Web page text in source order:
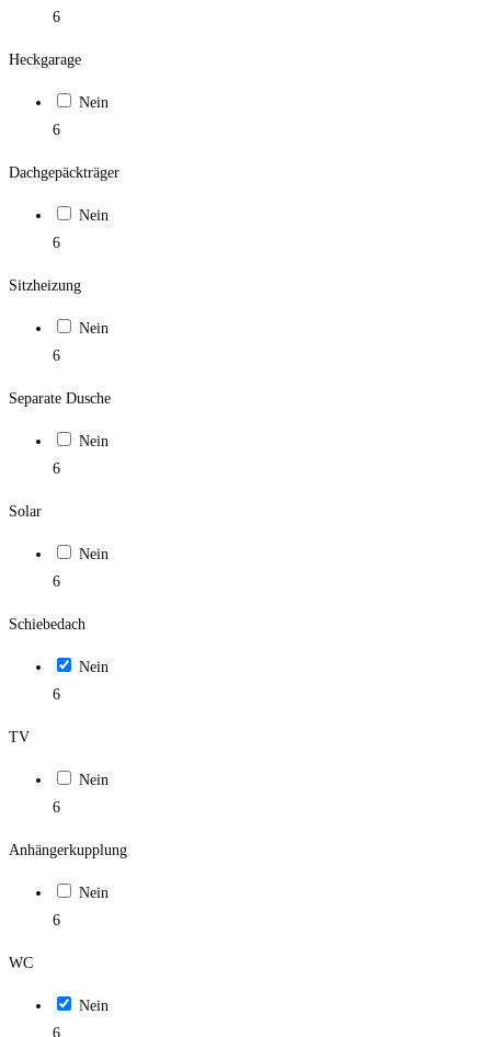
6
Heckgarage
Nein
6
Dachgepäckträger
Nein
6
Sitzheizung
Nein
6
Separate Dusche
Nein
6
Solar
Nein
6
Schiebedach
Nein
6
TV
Nein
6
Anhängerkupplung
Nein
6
WC
Nein
6